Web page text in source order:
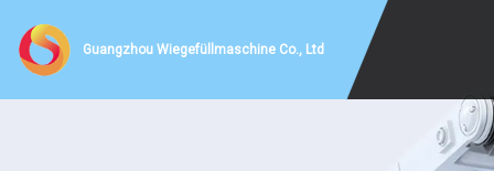
Guangzhou Wiegefüllmaschine Co., Ltd